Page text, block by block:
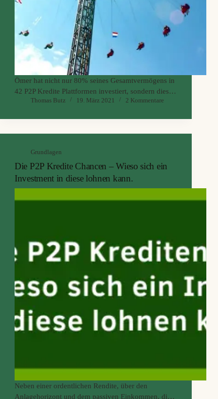
Ömer hat nicht nur 80% seines Gesamtvermögens in
42 P2P Kredite Plattformen investiert, sondern dies
auch noch mit reichlich Fremdkapital gehebelt! Ob
für ihn gelohnt hat, erfahrt ihr in unserer heutigen
Thomas Butz 19. März 2021 2 Kommentare
Grundlagen
Die P2P Kredite Chancen – Wieso sich ein
Investment in diese lohnen kann.
Neben einer ordentlichen Rendite, über den
Anlagehorizont und dem passiven Einkommen, die